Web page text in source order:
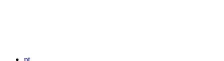
pt